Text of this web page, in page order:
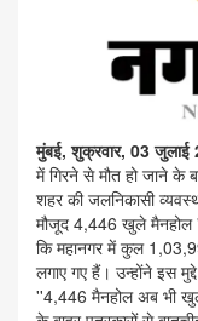
मुंबई, शुक्रवार, 03 जुलाई
में गिरने से मौत हो जाने के
शहर की जलनिकासी
मौजूद 4,446 खुले मैनहोल
कि महानगर में कुल
लगाए गए हैं। उन्होंने इस
''4,446 मैनहोल अब भी